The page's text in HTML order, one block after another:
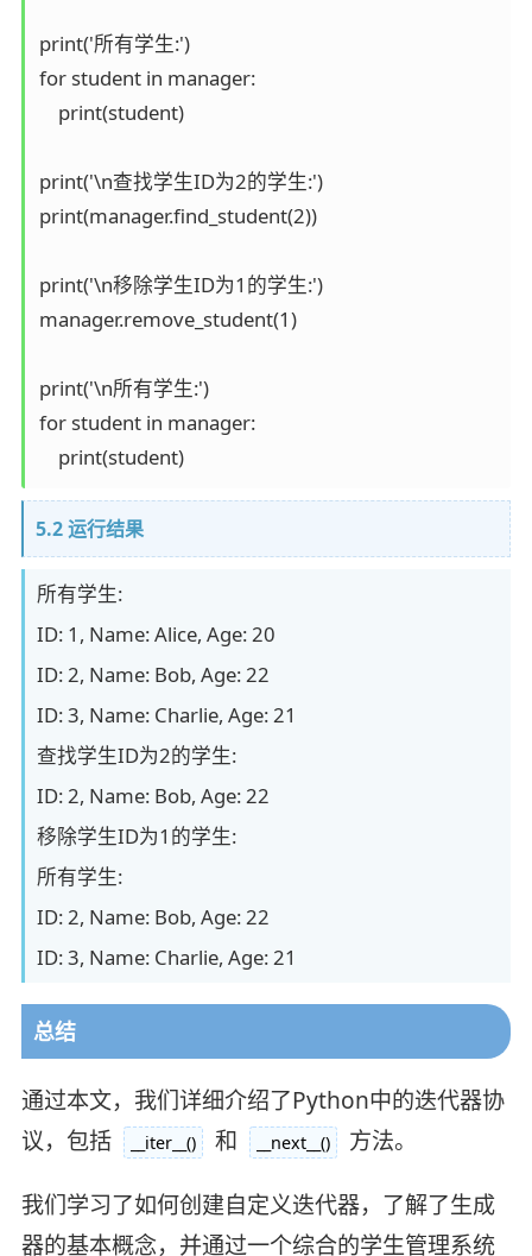
print('所有学生:')
for student in manager:
    print(student)
print('\n查找学生ID为2的学生:')
print(manager.find_student(2))
print('\n移除学生ID为1的学生:')
manager.remove_student(1)
print('\n所有学生:')
for student in manager:
    print(student)
5.2 运行结果
所有学生:
ID: 1, Name: Alice, Age: 20
ID: 2, Name: Bob, Age: 22
ID: 3, Name: Charlie, Age: 21
查找学生ID为2的学生:
ID: 2, Name: Bob, Age: 22
移除学生ID为1的学生:
所有学生:
ID: 2, Name: Bob, Age: 22
ID: 3, Name: Charlie, Age: 21
总结
通过本文，我们详细介绍了Python中的迭代器协
议，包括
__iter__() 和 __next__() 方法。
我们学习了如何创建自定义迭代器，了解了生成
器的基本概念，并通过一个综合的学生管理系统